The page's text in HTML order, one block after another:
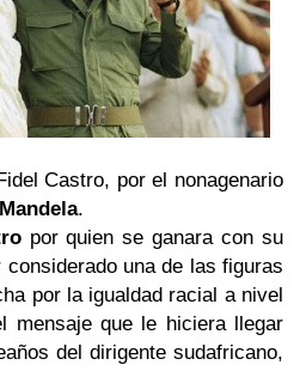
Castro, por el nonagenario
.
por quien se ganara con su
una de las figuras
por la igualdad racial a nivel
mensaje que le hiciera llegar
del dirigente sudafricano,